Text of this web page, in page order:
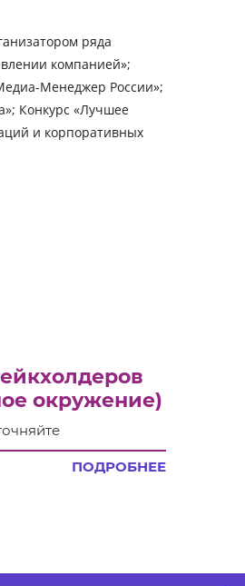
ряда
компанией»;
Менеджер России»;
Конкурс «Лучшее
и корпоративных
окружение)
ПОДРОБНЕЕ